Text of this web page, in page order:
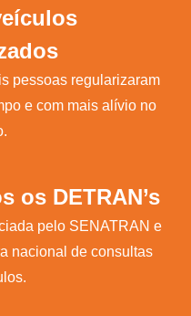
pessoas regularizaram
e com mais alívio no
os DETRAN’s
pelo SENATRAN e
nacional de consultas